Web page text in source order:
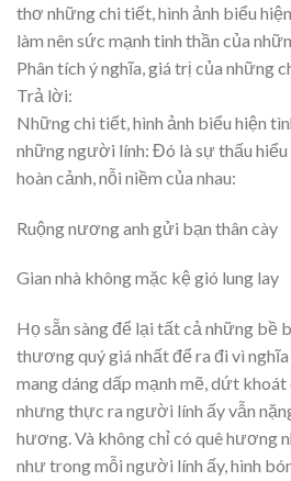
thơ những chi tiết, hình ảnh biểu
làm nên sức mạnh tinh thần của
Phân tích ý nghĩa, giá trị của những
Trả lời:
Những chi tiết, hình ảnh biểu hiện
những người lính: Đó là sự thấu
hoàn cảnh, nỗi niềm của nhau:
Ruộng nương anh gửi bạn thân cày
Gian nhà không mặc kệ gió lung lay
Họ sẵn sàng để lại tất cả những bề
thương quý giá nhất để ra đi vì
mang dáng dấp mạnh mẽ, dứt
nhưng thực ra người lính ấy vẫn
hương. Và không chỉ có quê hương
như trong mỗi người lính ấy, hình